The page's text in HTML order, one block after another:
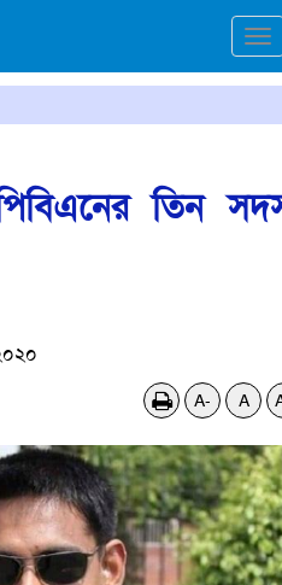
তিন
A- A